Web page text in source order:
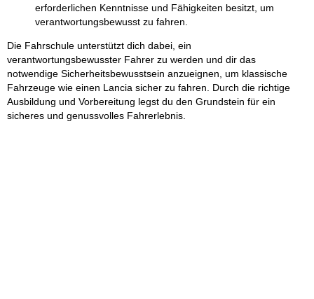
erforderlichen Kenntnisse und Fähigkeiten besitzt, um
verantwortungsbewusst zu fahren.
Die Fahrschule unterstützt dich dabei, ein
verantwortungsbewusster Fahrer zu werden und dir das
notwendige Sicherheitsbewusstsein anzueignen, um klassische
Fahrzeuge wie einen Lancia sicher zu fahren. Durch die richtige
Ausbildung und Vorbereitung legst du den Grundstein für ein
sicheres und genussvolles Fahrerlebnis.